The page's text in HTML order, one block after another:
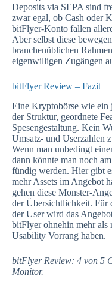
Deposits via SEPA sind
zwar egal, ob Cash oder
bitFlyer-Konto fallen
Aber selbst diese
branchenüblichen
eigenwilligen Zugängen
bitFlyer Review – Fazit
Eine Kryptobörse wie ein
der Struktur, geordnete
Spesengestaltung. Kein
Umsatz- und Userzahlen
Wenn man unbedingt
dann könnte man noch
fündig werden. Hier gibt
mehr Assets im Angebot
gehen diese Monster-
der Übersichtlichkeit. Für
der User wird das
bitFlyer ohnehin mehr als
Usability Vorrang haben.
bitFlyer Review: 4 von 5
Monitor.